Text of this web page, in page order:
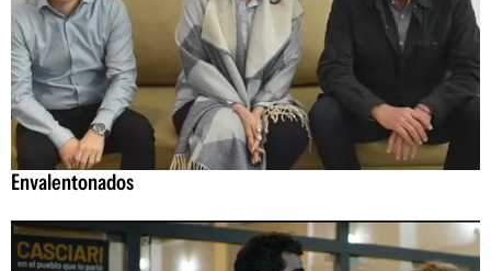
Envalentonados